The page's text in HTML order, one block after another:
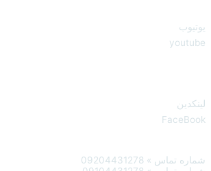
یوتیوب
youtube
لینکدین
FaceBook
شماره تماس » 09204431278